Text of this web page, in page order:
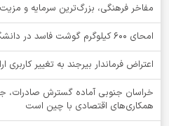
مفاخر فرهنگی، بزرگ‌ترین سرمایه و
امحای ۶۰۰ کیلوگرم گوشت فاسد در دانشگاه خراسان‌جنوبی
اعتراض فرماندار بیرجند به تغییر کاربری
خراسان جنوبی آماده گسترش صادرات،
همکاری‌های اقتصادی با چین است